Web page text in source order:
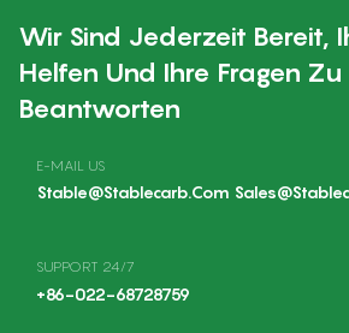
Wir Sind Jederzeit Bereit,
Helfen Und Ihre Fragen Zu
Beantworten
E-MAIL US
Stable@stablecarb.com
SUPPORT 24/7
+86-022-68728759